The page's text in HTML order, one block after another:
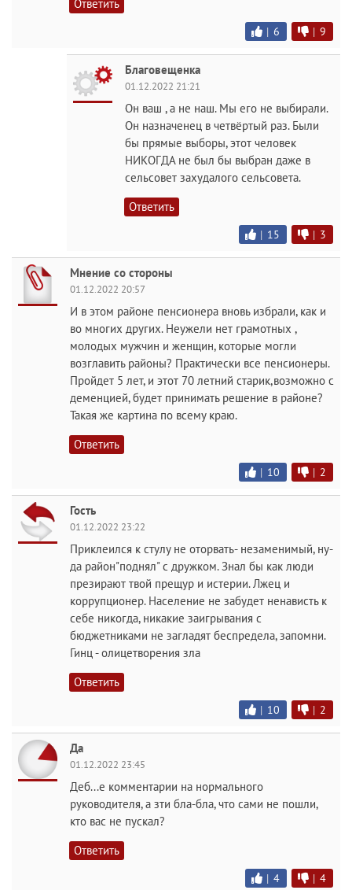
Ответить
| 6 | 9
Благовещенка
01.12.2022 21:21
Он ваш , а не наш. Мы его не выбирали.
Он назначенец в четвёртый раз. Были
бы прямые выборы, этот человек
НИКОГДА не был бы выбран даже в
сельсовет захудалого сельсовета.
Ответить
| 15 | 3
Мнение со стороны
01.12.2022 20:57
И в этом районе пенсионера вновь избрали, как и
во многих других. Неужели нет грамотных ,
молодых мужчин и женщин, которые могли
возглавить районы? Практически все пенсионеры.
Пройдет 5 лет, и этот 70 летний старик,возможно с
деменцией, будет принимать решение в районе?
Такая же картина по всему краю.
Ответить
| 10 | 2
Гость
01.12.2022 23:22
Приклеился к стулу не оторвать- незаменимый, ну-
да район"поднял" с дружком. Знал бы как люди
презирают твой прещур и истерии. Лжец и
коррупционер. Население не забудет ненависть к
себе никогда, никакие заигрывания с
бюджетниками не загладят беспредела, запомни.
Гинц - олицетворения зла
Ответить
| 10 | 2
Да
01.12.2022 23:45
Деб...е комментарии на нормального
руководителя, а зти бла-бла, что сами не пошли,
кто вас не пускал?
Ответить
| 4 | 4